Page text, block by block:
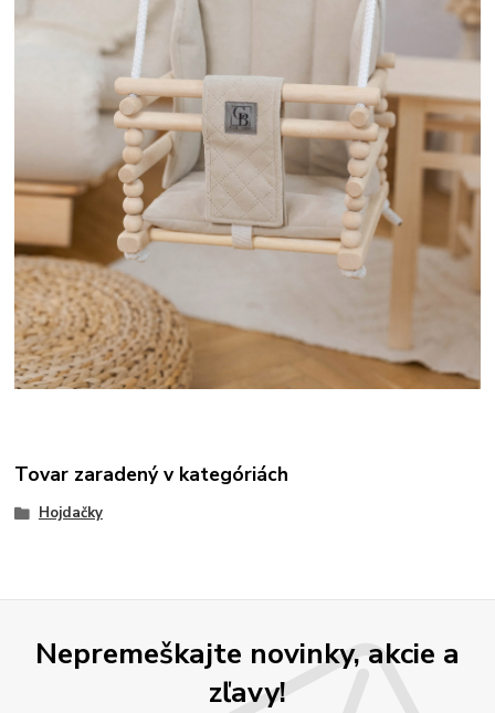
Tovar zaradený v kategóriách
Hojdačky
Nepremeškajte novinky, akcie a
zľavy!